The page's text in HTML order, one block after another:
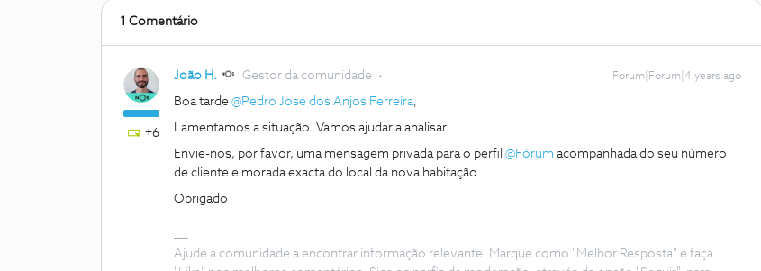
1 Comentário
+6
João H. Gestor da comunidade Forum|Forum|4 years ago
Boa tarde @Pedro José dos Anjos Ferreira,
Lamentamos a situação. Vamos ajudar a analisar.
Envie-nos, por favor, uma mensagem privada para o perfil @Fórum acompanhada do seu número
de cliente e morada exacta do local da nova habitação.
Obrigado
Ajude a comunidade a encontrar informação relevante. Marque como "Melhor Resposta" e faça